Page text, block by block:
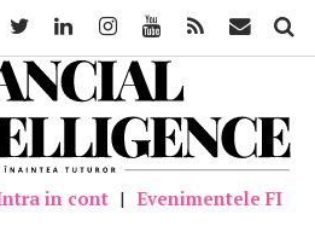
in cont | Evenimentele FI
Twitter LinkedinInstagramYoutube Feed Mail